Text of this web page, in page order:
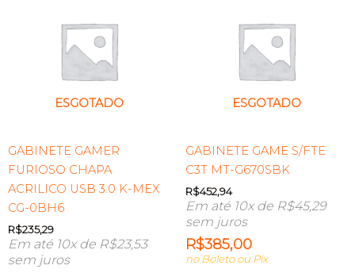
ESGOTADO
GABINETE GAMER
FURIOSO CHAPA
ACRILICO USB 3.0 K-MEX
CG-0BH6
R$235,29
Em até 10x de R$23,53
sem juros
ESGOTADO
GABINETE GAME S/FTE
C3T MT-G670SBK
R$452,94
Em até 10x de R$45,29
sem juros
R$385,00
no Boleto ou Pix